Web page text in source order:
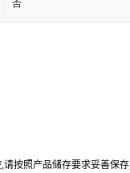
否
按照产品储存要求妥善保